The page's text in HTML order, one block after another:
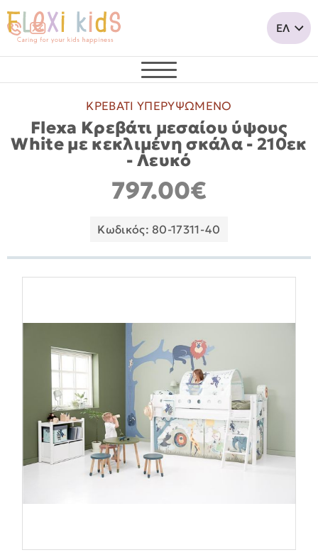
ΚΡΕΒΑΤΙ ΥΠΕΡΥΨΩΜΕΝΟ
Flexa Κρεβάτι μεσαίου ύψους
White με κεκλιμένη σκάλα - 210εκ
- Λευκό
797.00€
Κωδικός: 80-17311-40